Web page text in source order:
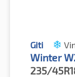
Giti
Winter
235/